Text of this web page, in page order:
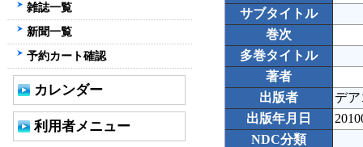
サブタイトル
巻次
多巻タイトル
著者
出版者
デ
出版年月日
NDC分類
雑誌一覧
新聞一覧
予約カート確認
カレンダー
利用者メニュー